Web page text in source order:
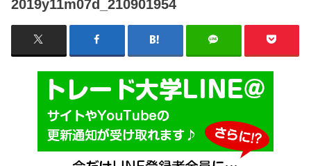
2019y11m07d_210901954